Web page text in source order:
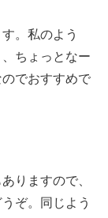
。私のよう
ちょっとなー
でおすすめで
りますので、
ぞ。同じよう